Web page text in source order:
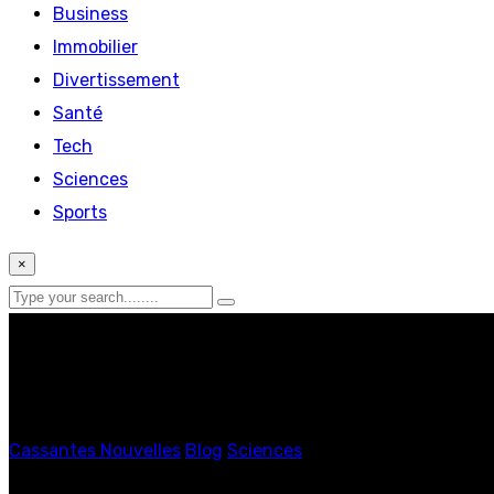
Business
Immobilier
Divertissement
Santé
Tech
Sciences
Sports
×
Cassantes Nouvelles Blog Sciences